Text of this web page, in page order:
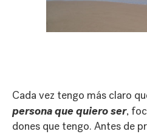
Cada vez tengo más claro
persona que quiero ser,
dones que tengo. Antes de